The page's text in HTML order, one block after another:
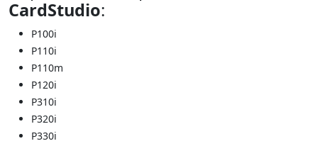
CardStudio:
P100i
P110i
P110m
P120i
P310i
P320i
P330i